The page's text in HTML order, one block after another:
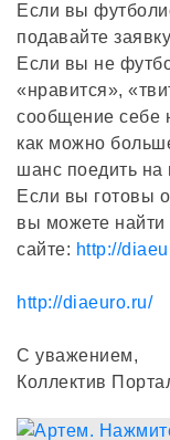
Если вы
подавайте
Если вы не
«нравится»,
сообщение себе
как можно
шанс поедить на
Если вы готовы
вы можете
сайте: http://
http://diaeuro.ru/
С уважением,
Коллектив